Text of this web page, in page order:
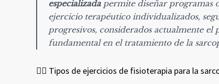
especializadapermite diseñar programas
ejercicio terapéutico individualizados,
progresivos, considerados actualmente el
fundamental en el tratamiento de la
🏃‍♂️ Tipos de ejercicios de fisioterapia para la